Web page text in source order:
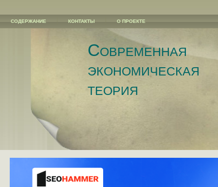
СОДЕРЖАНИЕ КОНТАКТЫ О ПРОЕКТЕ
Современная
экономическая
теория